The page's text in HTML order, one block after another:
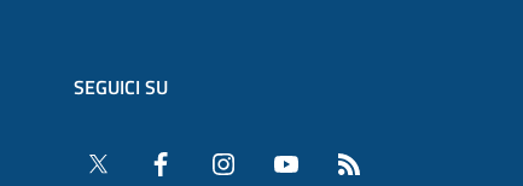
SEGUICI SU
Twitter Facebook InstagramYouTube